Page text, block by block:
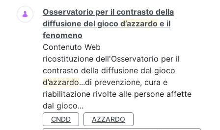
Ricerca
Osservatorio per il contrasto della
diffusione del gioco d’azzardo e il
fenomeno
Contenuto Web
ricostituzione dell'Osservatorio per il
contrasto della diffusione del gioco
d’azzardo...di prevenzione, cura e
riabilitazione rivolte alle persone affette
dal gioco...
CNDD
AZZARDO